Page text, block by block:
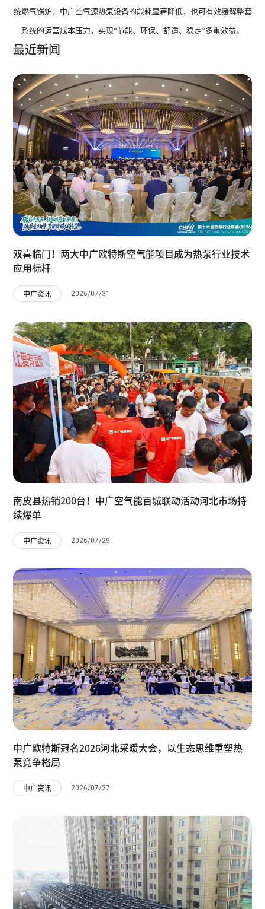
统燃气锅炉，中广空气源热泵设备的能耗显著降低，也可有效缓解整套
系统的运营成本压力，实现“节能、环保、舒适、稳定”多重效益。
最近新闻
双喜临门！两大中广欧特斯空气能项目成为热泵行业技术
应用标杆
中广资讯 2026/07/31
南皮县热销200台！中广空气能百城联动活动河北市场持
续爆单
中广资讯 2026/07/29
中广欧特斯冠名2026河北采暖大会，以生态思维重塑热
泵竞争格局
中广资讯 2026/07/27